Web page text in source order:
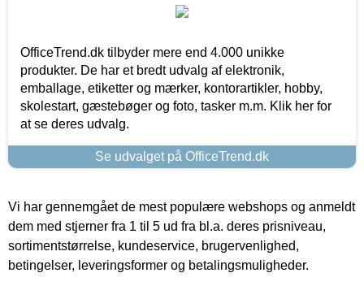
OfficeTrend.dk tilbyder mere end 4.000 unikke
produkter. De har et bredt udvalg af elektronik,
emballage, etiketter og mærker, kontorartikler, hobby,
skolestart, gæstebøger og foto, tasker m.m. Klik her for
at se deres udvalg.
Se udvalget på OfficeTrend.dk
Vi har gennemgået de mest populære webshops og anmeldt
dem med stjerner fra 1 til 5 ud fra bl.a. deres prisniveau,
sortimentstørrelse, kundeservice, brugervenlighed,
betingelser, leveringsformer og betalingsmuligheder.